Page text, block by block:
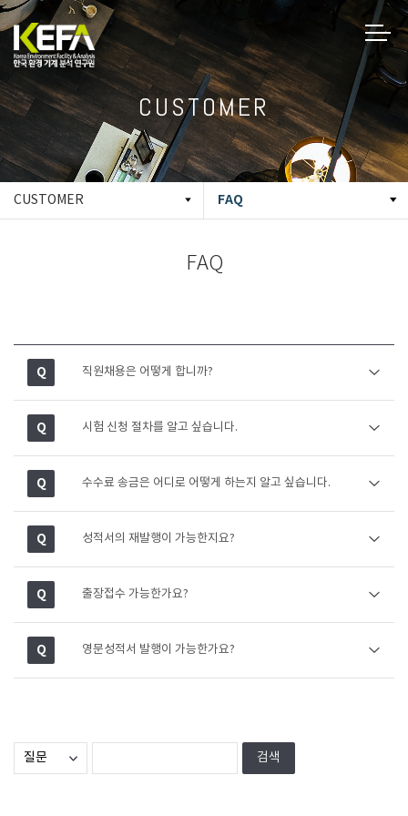
CUSTOMER
CUSTOMER FAQ
FAQ
직원채용은 어떻게 합니까?
시험 신청 절차를 알고 싶습니다.
수수료 송금은 어디로 어떻게 하는지 알고 싶습니다.
성적서의 재발행이 가능한지요?
출장접수 가능한가요?
영문성적서 발행이 가능한가요?